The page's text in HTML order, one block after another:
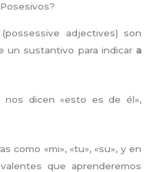
adjectives) son
un sustantivo para indicar a
nos dicen «esto es de él»,
como «mi», «tu», «su», y en
que aprenderemos